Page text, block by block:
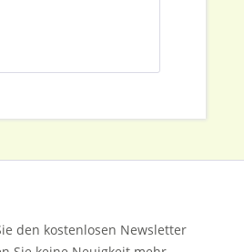
den kostenlosen Newsletter